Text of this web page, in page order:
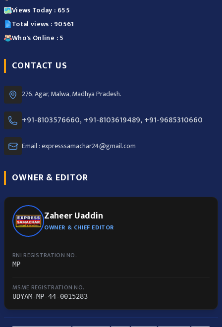
Views Today : 655
Total views : 90561
Who's Online : 5
CONTACT US
276, Agar, Malwa, Madhya Pradesh.
+91-8103576660, +91-8103619489, +91-9685310660
Email : expresssamachar24@gmail.com
OWNER & EDITOR
Zaheer Uaddin
OWNER & CHIEF EDITOR
RNI REGISTRATION NO.
MP
MSME REGISTRATION NO.
UDYAM-MP-44-0015283